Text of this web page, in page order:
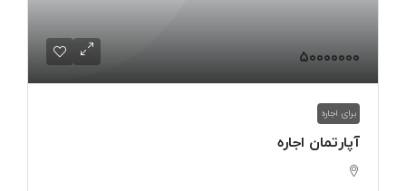
۵۰۰۰۰۰۰۰
برای اجاره
آپارتمان اجاره